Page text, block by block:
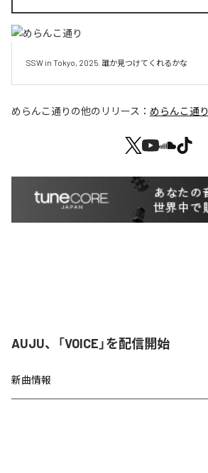
SSW in Tokyo, 2025. 誰か見つけてくれるかな
めらんこ通り の他のリリース： めらんこ通り
AUJU、「VOICE」を配信開始
新曲情報